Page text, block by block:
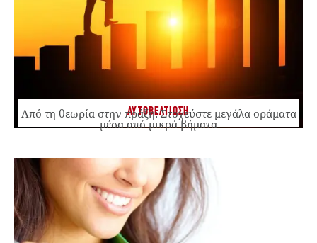
ΑΥΤΟΒΕΛΤΙΩΣΗ
Από τη θεωρία στην πράξη: Στοχεύστε μεγάλα οράματα
μέσα από μικρά βήματα